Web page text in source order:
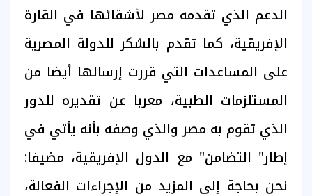
الدعم الذي تقدمه مصر لأشقائها في القارة
الإفريقية، كما تقدم بالشكر للدولة المصرية
على المساعدات التي قررت إرسالها أيضا من
المستلزمات الطبية، معربا عن تقديره للدور
الذي تقوم به مصر والذي وصفه بأنه يأتي في
إطار" التضامن" مع الدول الإفريقية، مضيفا:
نحن بحاجة إلى المزيد من الإجراءات الفعالة،